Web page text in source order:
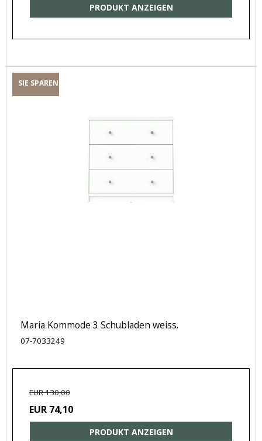
PRODUKT ANZEIGEN
SIE SPAREN
Maria Kommode 3 Schubladen weiss.
07-7033249
EUR 130,00
EUR 74,10
PRODUKT ANZEIGEN